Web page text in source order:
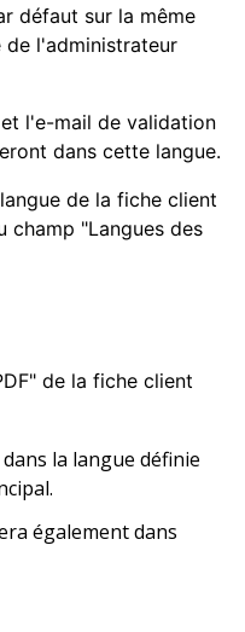
défaut sur la même
de l'administrateur
l'e-mail de validation
dans cette langue.
de la fiche client
champ "Langues des
de la fiche client
la langue définie
également dans